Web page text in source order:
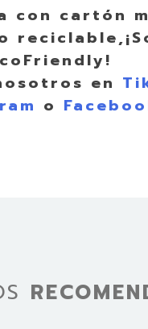
con cartón
en
o